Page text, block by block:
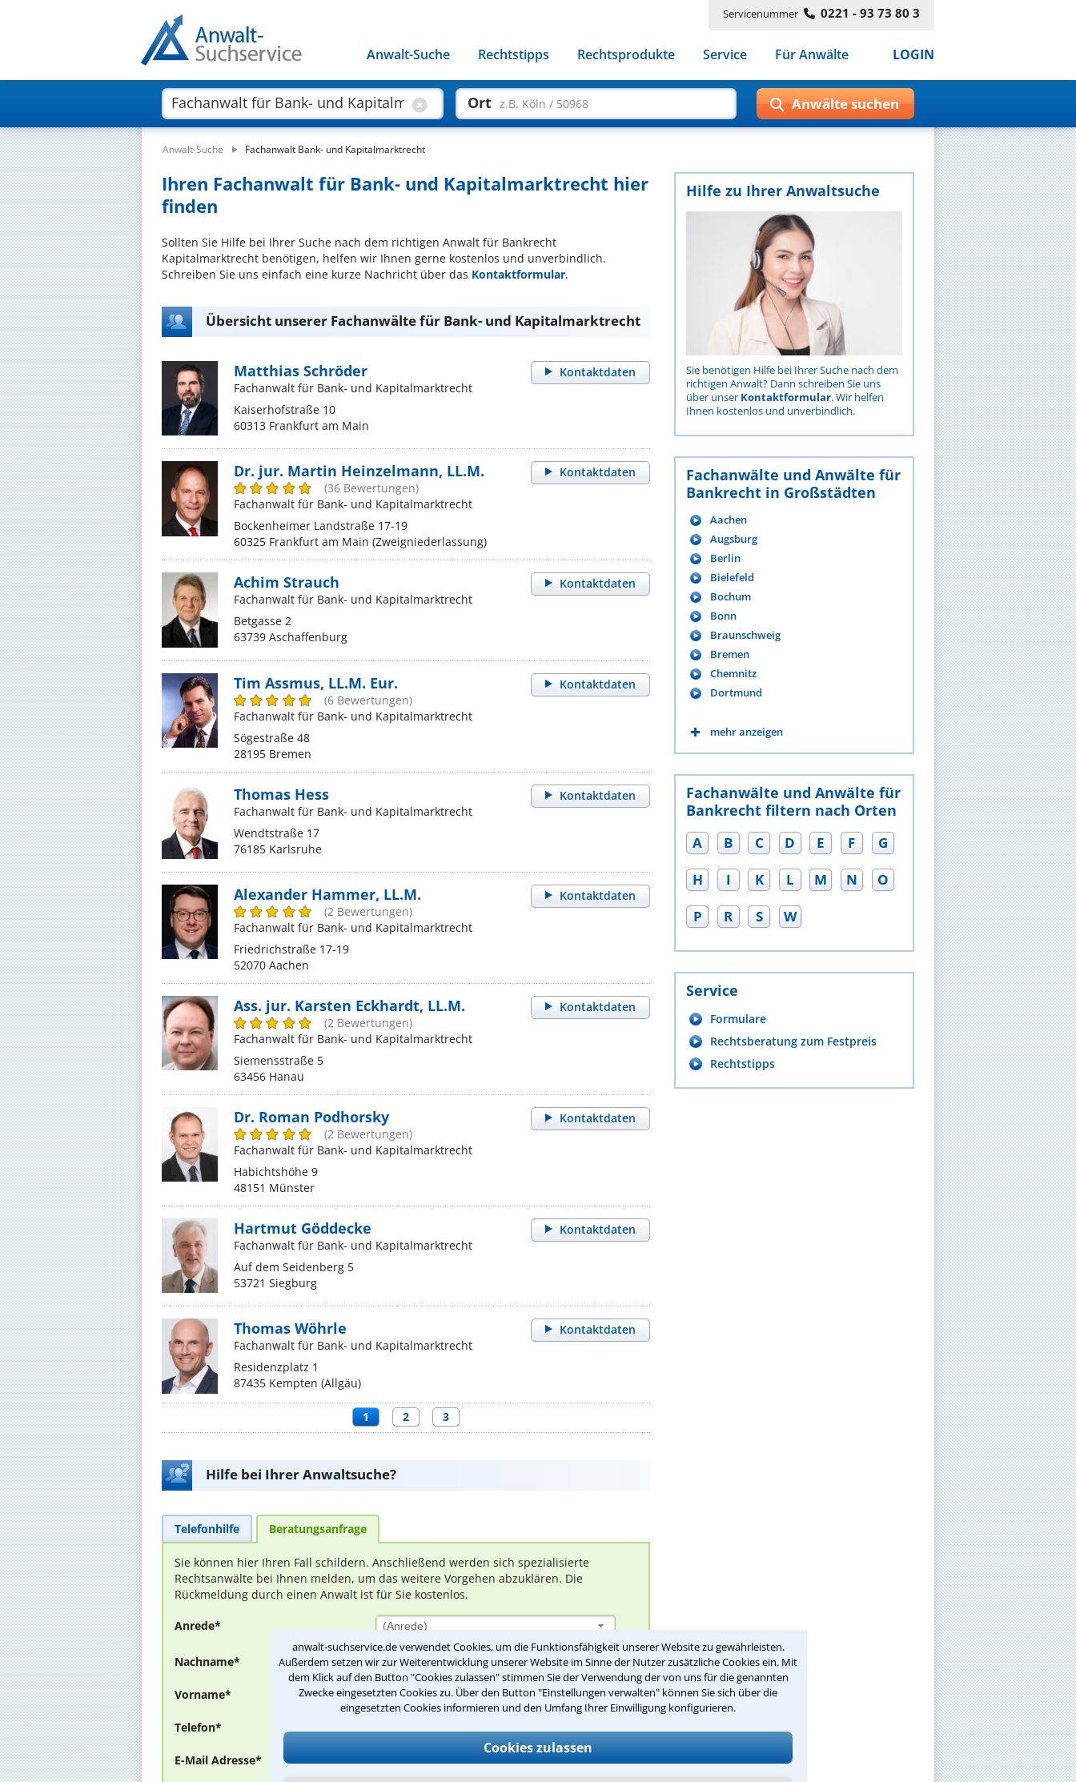
anwalt-suchservice.de verwendet Cookies, um die Funktionsfähigkeit unserer Website zu gewährleisten.
Außerdem setzen wir zur Weiterentwicklung unserer Website im Sinne der Nutzer zusätzliche Cookies ein. Mit
dem Klick auf den Button "Cookies zulassen" stimmen Sie der Verwendung der von uns für die genannten
Zwecke eingesetzten Cookies zu. Über den Button "Einstellungen verwalten" können Sie sich über die
eingesetzten Cookies informieren und den Umfang Ihrer Einwilligung konfigurieren.
Cookies zulassen
Servicenummer 0221 - 93 73 80 3
Anwalt-Suche Rechtstipps Rechtsprodukte Service Für Anwälte LOGIN
Ort z.B. Köln / 50968
Anwalt-Suche Fachanwalt Bank- und Kapitalmarktrecht
Ihren Fachanwalt für Bank- und Kapitalmarktrecht hier
finden
Sollten Sie Hilfe bei Ihrer Suche nach dem richtigen Anwalt für Bankrecht
Kapitalmarktrecht benötigen, helfen wir Ihnen gerne kostenlos und unverbindlich.
Schreiben Sie uns einfach eine kurze Nachricht über das Kontaktformular.
Übersicht unserer Fachanwälte für Bank- und Kapitalmarktrecht
Kontaktdaten
Matthias Schröder
Fachanwalt für Bank- und Kapitalmarktrecht
Kaiserhofstraße 10
60313 Frankfurt am Main
Kontaktdaten
Dr. jur. Martin Heinzelmann, LL.M.
(36 Bewertungen)
Fachanwalt für Bank- und Kapitalmarktrecht
Bockenheimer Landstraße 17-19
60325 Frankfurt am Main (Zweigniederlassung)
Kontaktdaten
Achim Strauch
Fachanwalt für Bank- und Kapitalmarktrecht
Betgasse 2
63739 Aschaffenburg
Kontaktdaten
Tim Assmus, LL.M. Eur.
(6 Bewertungen)
Fachanwalt für Bank- und Kapitalmarktrecht
Sögestraße 48
28195 Bremen
Kontaktdaten
Thomas Hess
Fachanwalt für Bank- und Kapitalmarktrecht
Wendtstraße 17
76185 Karlsruhe
Kontaktdaten
Alexander Hammer, LL.M.
(2 Bewertungen)
Fachanwalt für Bank- und Kapitalmarktrecht
Friedrichstraße 17-19
52070 Aachen
Kontaktdaten
Ass. jur. Karsten Eckhardt, LL.M.
(2 Bewertungen)
Fachanwalt für Bank- und Kapitalmarktrecht
Siemensstraße 5
63456 Hanau
Kontaktdaten
Dr. Roman Podhorsky
(2 Bewertungen)
Fachanwalt für Bank- und Kapitalmarktrecht
Habichtshöhe 9
48151 Münster
Kontaktdaten
Hartmut Göddecke
Fachanwalt für Bank- und Kapitalmarktrecht
Auf dem Seidenberg 5
53721 Siegburg
Kontaktdaten
Thomas Wöhrle
Fachanwalt für Bank- und Kapitalmarktrecht
Residenzplatz 1
87435 Kempten (Allgäu)
1 2 3
Hilfe bei Ihrer Anwaltsuche?
Telefonhilfe Beratungsanfrage
Sie können hier Ihren Fall schildern. Anschließend werden sich spezialisierte
Rechtsanwälte bei Ihnen melden, um das weitere Vorgehen abzuklären. Die
Rückmeldung durch einen Anwalt ist für Sie kostenlos.
Anrede* (Anrede)
Nachname*
Vorname*
Telefon*
E-Mail Adresse*
Hilfe zu Ihrer Anwaltsuche
Sie benötigen Hilfe bei Ihrer Suche nach dem
richtigen Anwalt? Dann schreiben Sie uns
über unser Kontaktformular. Wir helfen
Ihnen kostenlos und unverbindlich.
Fachanwälte und Anwälte für
Bankrecht in Großstädten
Aachen
Augsburg
Berlin
Bielefeld
Bochum
Bonn
Braunschweig
Bremen
Chemnitz
Dortmund
mehr anzeigen
Fachanwälte und Anwälte für
Bankrecht filtern nach Orten
A B C D E F
G
H
I K L M N
O
P
R S W
Service
Formulare
Rechtsberatung zum Festpreis
Rechtstipps